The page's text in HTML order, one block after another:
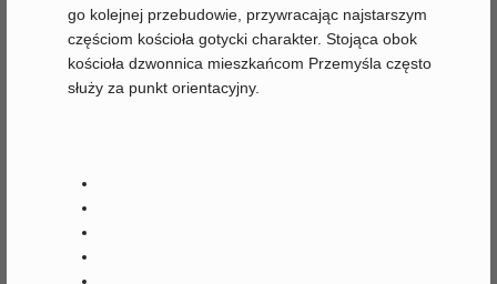
go kolejnej przebudowie, przywracając najstarszym
częściom kościoła gotycki charakter. Stojąca obok
kościoła dzwonnica mieszkańcom Przemyśla często
służy za punkt orientacyjny.